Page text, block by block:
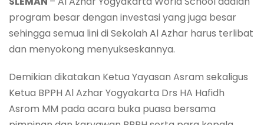
program besar dengan investasi yang juga besar
sehingga semua lini di Sekolah Al Azhar harus terlibat
dan menyokong menyukseskannya.
Demikian dikatakan Ketua Yayasan Asram sekaligus
Ketua BPPH Al Azhar Yogyakarta Drs HA Hafidh
Asrom MM pada acara buka puasa bersama